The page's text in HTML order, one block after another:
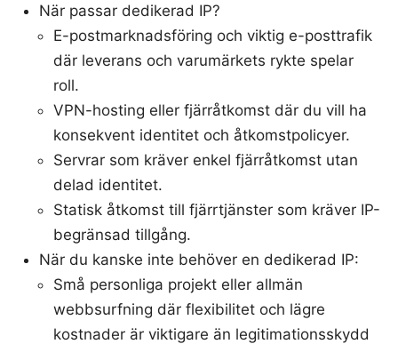
När passar dedikerad IP?
E-postmarknadsföring och viktig e-posttrafik
där leverans och varumärkets rykte spelar
roll.
VPN-hosting eller fjärråtkomst där du vill ha
konsekvent identitet och åtkomstpolicyer.
Servrar som kräver enkel fjärråtkomst utan
delad identitet.
Statisk åtkomst till fjärrtjänster som kräver IP-
begränsad tillgång.
När du kanske inte behöver en dedikerad IP:
Små personliga projekt eller allmän
webbsurfning där flexibilitet och lägre
kostnader är viktigare än legitimationsskydd